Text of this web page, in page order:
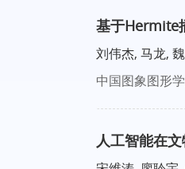
基于Hermite
刘伟杰, 马龙,
中国图象图形
人工智能在